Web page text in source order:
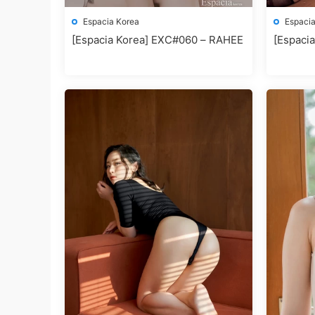
Espacia Korea
[Espacia Korea] EXC#060 – RAHEE